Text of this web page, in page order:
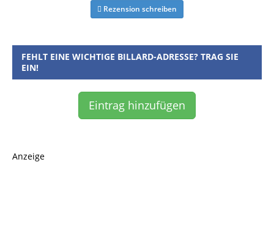
Rezension schreiben
FEHLT EINE WICHTIGE BILLARD-ADRESSE? TRAG SIE
EIN!
Eintrag hinzufügen
Anzeige